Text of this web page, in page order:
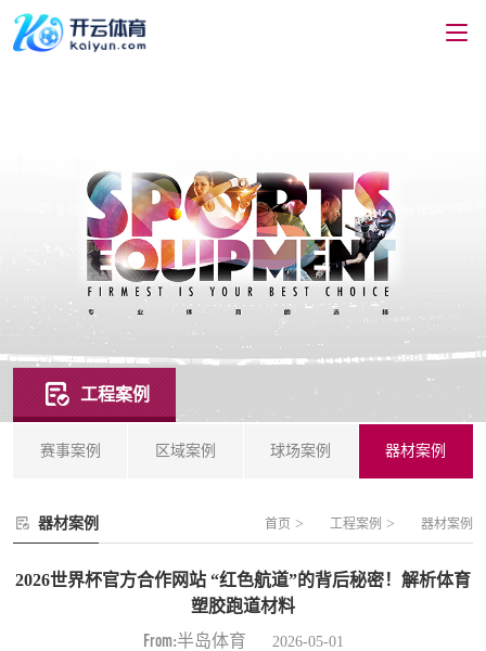
工程案例
赛事案例 区域案例 球场案例 器材案例
器材案例 首页 > 工程案例 > 器材案例
2026世界杯官方合作网站 “红色航道”的背后秘密！解析体育
塑胶跑道材料
From:半岛体育 2026-05-01